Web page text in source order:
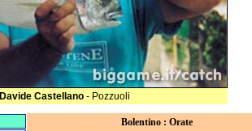
Bolentino : Orate
Davide Castellano- Pozzuoli